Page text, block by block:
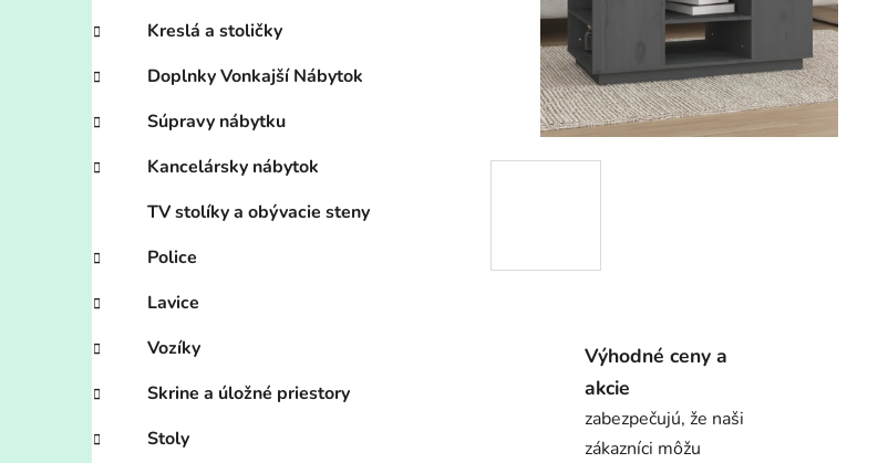
n
l
e
Kreslá a stoličky
Doplnky Vonkajší Nábytok
Súpravy nábytku
Kancelársky nábytok
TV stolíky a obývacie steny
Police
Lavice
Vozíky
Skrine a úložné priestory
Stoly
Výhodné ceny a
akcie
zabezpečujú, že naši
zákazníci môžu